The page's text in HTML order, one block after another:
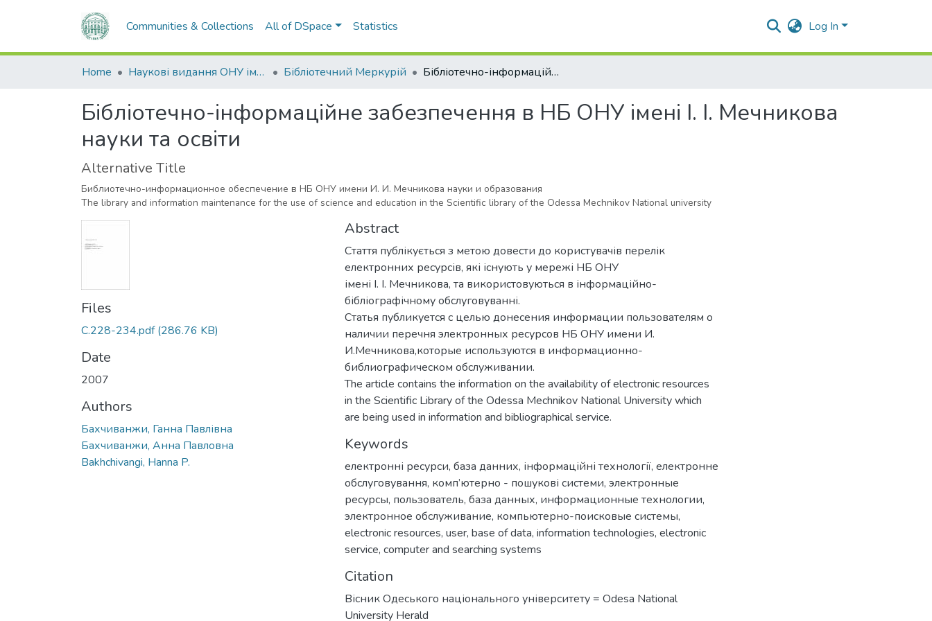
Communities & Collections All of DSpace Statistics Log In
Home Наукові видання ОНУ імені І. І. Мечникова Бібліотечний Меркурій Бібліотечно-інформаційне забезпечення в НБ ОНУ імені І. І. Мечникова науки та освіти
Бібліотечно-інформаційне забезпечення в НБ ОНУ імені І. І. Мечникова
науки та освіти
Alternative Title
Библиотечно-информационное обеспечение в НБ ОНУ имени И. И. Мечникова науки и образования
The library and information maintenance for the use of science and education in the Scientific library of the Odessa Mechnikov National university
Files
С.228-234.pdf(286.76 KB)
Date
2007
Authors
Бахчиванжи, Ганна Павлівна
Бахчиванжи, Анна Павловна
Bakhchivangi, Hanna P.
Abstract
Стаття публікується з метою довести до користувачів перелік
електронних ресурсів, які існують у мережі НБ ОНУ
імені І. І. Мечникова, та використовуються в інформаційно-
бібліографічному обслуговуванні.
Статья публикуется с целью донесения информации пользователям о
наличии перечня электронных ресурсов НБ ОНУ имени И.
И.Мечникова,которые используются в информационно-
библиографическом обслуживании.
The article contains the information on the availability of electronic resources
in the Scientific Library of the Odessa Mechnikov National University which
are being used in information and bibliographical service.
Keywords
електронні ресурси, база данних, інформаційні технології, електронне
обслуговування, комп’ютерно - пошукові системи, электронные
ресурсы, пользователь, база данных, информационные технологии,
электронное обслуживание, компьютерно-поисковые системы,
electronic resources, user, base of data, information technologies, electronic
service, computer and searching systems
Citation
Вісник Одеського національного університету = Odesa National
University Herald